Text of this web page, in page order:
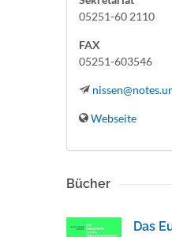
05251-60 2110
FAX
05251-603546
Webseite
Bücher
Das